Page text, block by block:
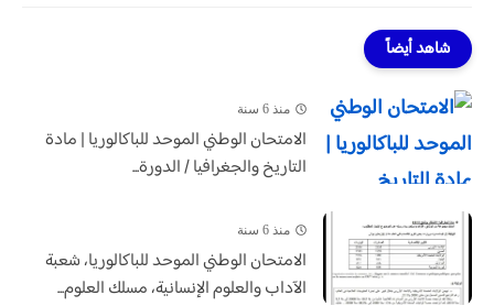
شاهد أيضاً
منذ 6 سنة
الامتحان الوطني الموحد للباكالوريا | مادة
التاريخ والجغرافيا / الدورة...
منذ 6 سنة
الامتحان الوطني الموحد للباكالوريا، شعبة
الآداب والعلوم الإنسانية، مسلك العلوم...